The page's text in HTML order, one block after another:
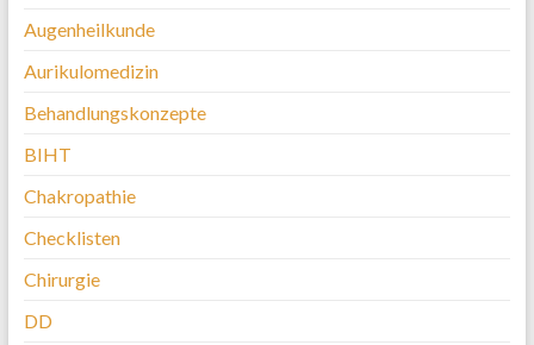
Augenheilkunde
Aurikulomedizin
Behandlungskonzepte
BIHT
Chakropathie
Checklisten
Chirurgie
DD